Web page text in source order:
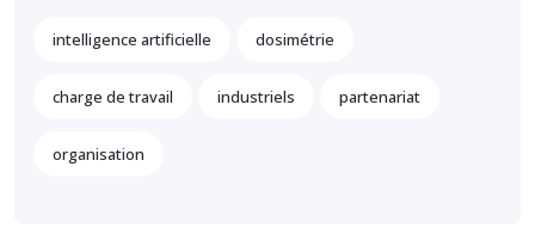
intelligence artificielle dosimétrie
charge de travail industriels partenariat
organisation